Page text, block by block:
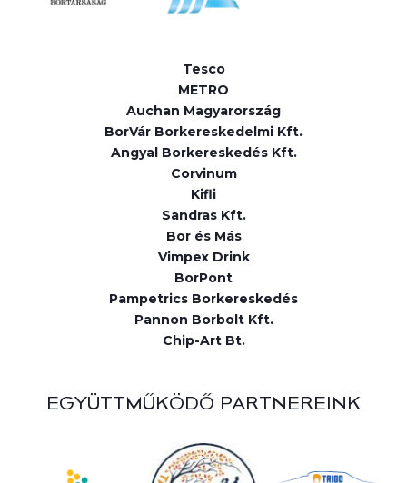
Tesco
METRO
Auchan Magyarország
BorVár Borkereskedelmi Kft.
Angyal Borkereskedés Kft.
Corvinum
Kifli
Sandras Kft.
Bor és Más
Vimpex Drink
BorPont
Pampetrics Borkereskedés
Pannon Borbolt Kft.
Chip-Art Bt.
EGYÜTTMŰKÖDŐ PARTNEREINK